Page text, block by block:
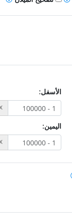
الأسفل:
اليمين: